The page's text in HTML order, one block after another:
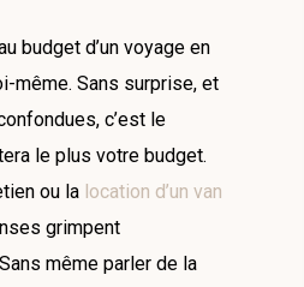
budget d’un voyage en
même. Sans surprise, et
c’est le
le plus votre budget.
ou la location d’un van
grimpent
même parler de la